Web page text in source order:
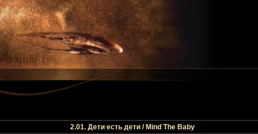
2.01. Дети есть дети / Mind The Baby